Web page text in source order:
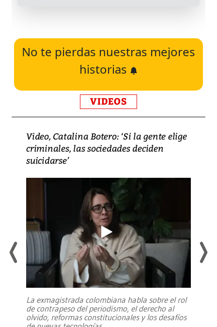
No te pierdas nuestras mejores
historias
VIDEOS
Video, Catalina Botero: ‘Si la gente elige
criminales, las sociedades deciden
suicidarse’
La exmagistrada colombiana habla sobre el rol
de contrapeso del periodismo, el derecho al
olvido, reformas constitucionales y los desafíos